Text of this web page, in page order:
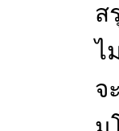
ส
ไ
จ